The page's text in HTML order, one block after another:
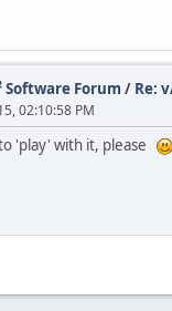
Software Forum / Re:
02:10:58 PM
'play' with it, please